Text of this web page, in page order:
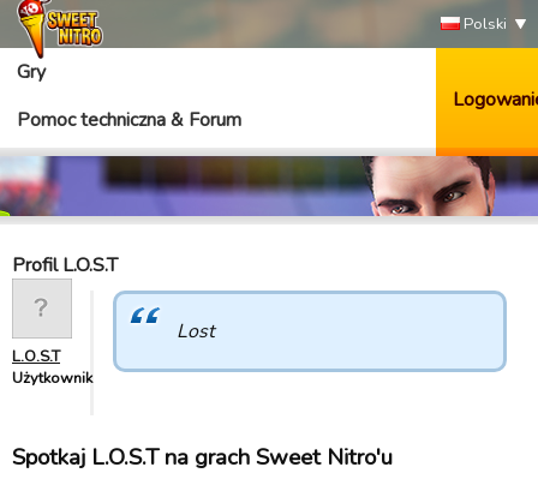
Polski
Gry
Pomoc techniczna & Forum
Profil L.O.S.T
L.O.S.T
Użytkownik
Lost
Spotkaj L.O.S.T na grach Sweet Nitro'u